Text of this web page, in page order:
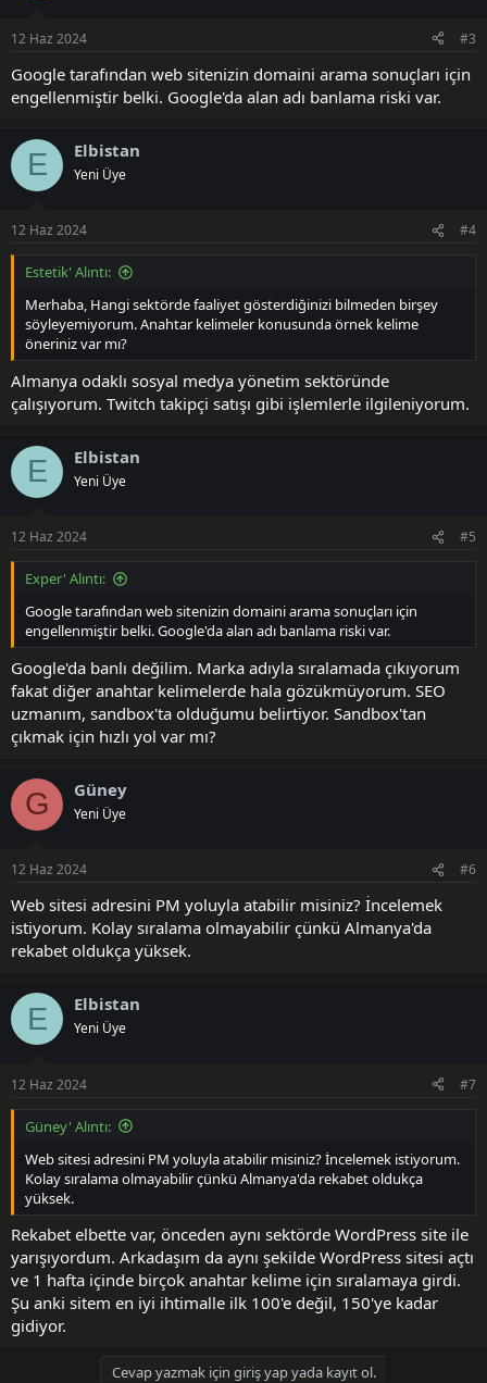
12 Haz 2024 #3
Google tarafından web sitenizin domaini arama sonuçları için
engellenmiştir belki. Google'da alan adı banlama riski var.
E Elbistan
Yeni Üye
12 Haz 2024 #4
Estetik' Alıntı:
Merhaba, Hangi sektörde faaliyet gösterdiğinizi bilmeden birşey
söyleyemiyorum. Anahtar kelimeler konusunda örnek kelime
öneriniz var mı?
Almanya odaklı sosyal medya yönetim sektöründe
çalışıyorum. Twitch takipçi satışı gibi işlemlerle ilgileniyorum.
E Elbistan
Yeni Üye
12 Haz 2024 #5
Exper' Alıntı:
Google tarafından web sitenizin domaini arama sonuçları için
engellenmiştir belki. Google'da alan adı banlama riski var.
Google'da banlı değilim. Marka adıyla sıralamada çıkıyorum
fakat diğer anahtar kelimelerde hala gözükmüyorum. SEO
uzmanım, sandbox'ta olduğumu belirtiyor. Sandbox'tan
çıkmak için hızlı yol var mı?
G Güney
Yeni Üye
12 Haz 2024 #6
Web sitesi adresini PM yoluyla atabilir misiniz? İncelemek
istiyorum. Kolay sıralama olmayabilir çünkü Almanya'da
rekabet oldukça yüksek.
E Elbistan
Yeni Üye
12 Haz 2024 #7
Güney' Alıntı:
Web sitesi adresini PM yoluyla atabilir misiniz? İncelemek istiyorum.
Kolay sıralama olmayabilir çünkü Almanya'da rekabet oldukça
yüksek.
Rekabet elbette var, önceden aynı sektörde WordPress site ile
yarışıyordum. Arkadaşım da aynı şekilde WordPress sitesi açtı
ve 1 hafta içinde birçok anahtar kelime için sıralamaya girdi.
Şu anki sitem en iyi ihtimalle ilk 100'e değil, 150'ye kadar
gidiyor.
Cevap yazmak için giriş yap yada kayıt ol.